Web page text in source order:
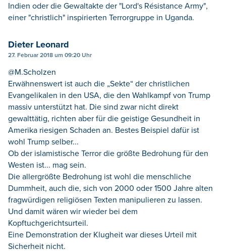
Indien oder die Gewaltakte der "Lord's Résistance Army",
einer "christlich" inspirierten Terrorgruppe in Uganda.
Dieter Leonard
27. Februar 2018 um 09:20 Uhr
@M.Scholzen
Erwähnenswert ist auch die „Sekte“ der christlichen
Evangelikalen in den USA, die den Wahlkampf von Trump
massiv unterstützt hat. Die sind zwar nicht direkt
gewalttätig, richten aber für die geistige Gesundheit in
Amerika riesigen Schaden an. Bestes Beispiel dafür ist
wohl Trump selber...
Ob der islamistische Terror die größte Bedrohung für den
Westen ist... mag sein.
Die allergrößte Bedrohung ist wohl die menschliche
Dummheit, auch die, sich von 2000 oder 1500 Jahre alten
fragwürdigen religiösen Texten manipulieren zu lassen.
Und damit wären wir wieder bei dem
Kopftuchgerichtsurteil.
Eine Demonstration der Klugheit war dieses Urteil mit
Sicherheit nicht.